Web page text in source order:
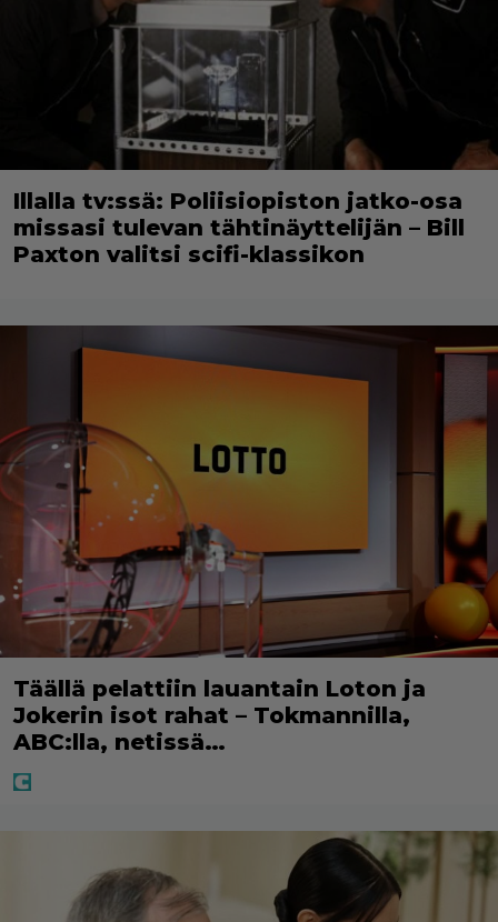
Illalla tv:ssä: Poliisiopiston jatko-osa
missasi tulevan tähtinäyttelijän – Bill
Paxton valitsi scifi-klassikon
Täällä pelattiin lauantain Loton ja
Jokerin isot rahat – Tokmannilla,
ABC:lla, netissä…